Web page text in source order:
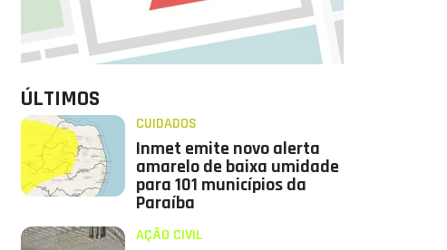
ÚLTIMOS
CUIDADOS
Inmet emite novo alerta
amarelo de baixa umidade
para 101 municípios da
Paraíba
AÇÃO CIVIL